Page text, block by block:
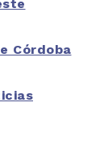
Córdoba